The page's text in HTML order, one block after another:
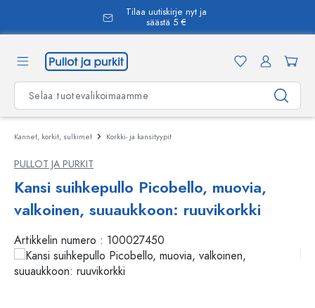
Tilaa uutiskirje nyt ja
säästä 5 €
Kannet, korkit, sulkimet Korkki- ja kansityypit
PULLOT JA PURKIT
Kansi suihkepullo Picobello, muovia,
valkoinen, suuaukkoon: ruuvikorkki
Artikkelin numero : 100027450